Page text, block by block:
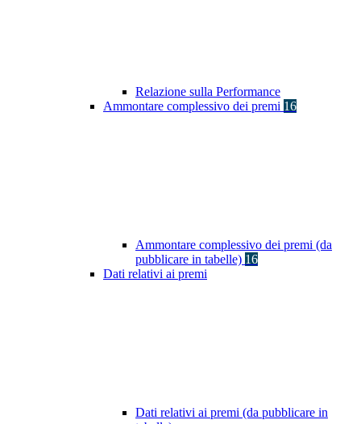
Relazione sulla Performance
Ammontare complessivo dei premi 16
Ammontare complessivo dei premi (da
pubblicare in tabelle) 16
Dati relativi ai premi
Dati relativi ai premi (da pubblicare in